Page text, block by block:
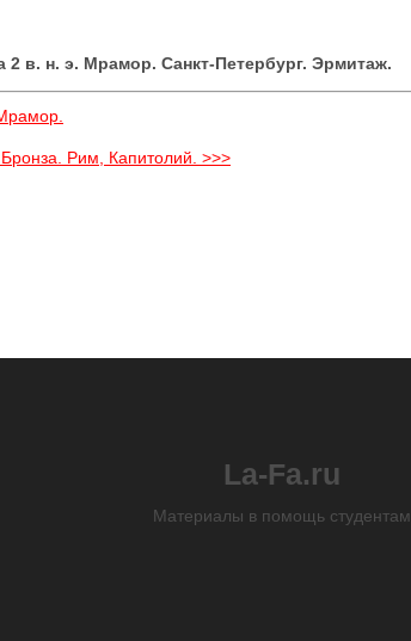
2 в. н. э. Мрамор. Санкт-Петербург. Эрмитаж.
Рим, Капитолий. >>>
La-Fa.ru
Материалы в помощь студентам